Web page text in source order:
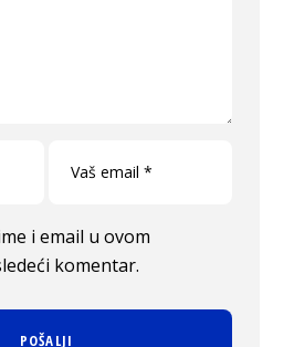
i email u ovom
komentar.